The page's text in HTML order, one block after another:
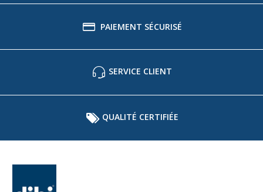
PAIEMENT SÉCURISÉ
SERVICE CLIENT
QUALITÉ CERTIFIÉE